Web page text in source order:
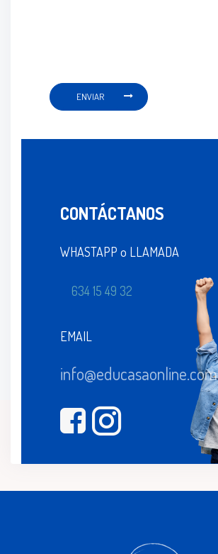
ENVIAR
CONTÁCTANOS
WHASTAPP o LLAMADA
634 15 49 32
EMAIL
info@educasaonline.com